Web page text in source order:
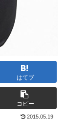
はてブ
コピー
2015.05.19